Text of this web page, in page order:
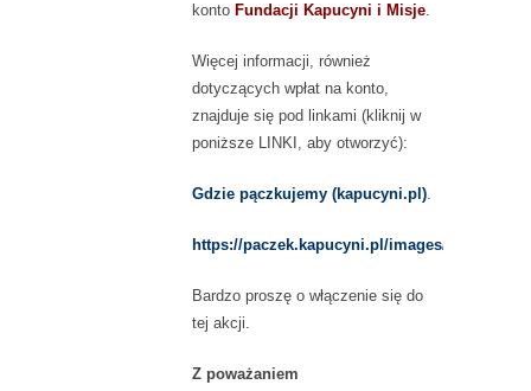
konto Fundacji Kapucyni i Misje.
Więcej informacji, również
dotyczących wpłat na konto,
znajduje się pod linkami (kliknij w
poniższe LINKI, aby otworzyć):
Gdzie pączkujemy (kapucyni.pl).
https://paczek.kapucyni.pl/images/web/
Bardzo proszę o włączenie się do
tej akcji.
Z poważaniem